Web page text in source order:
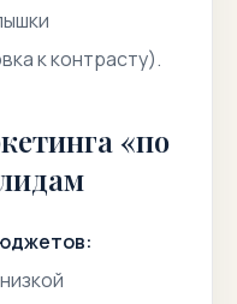
к контрасту).
«по